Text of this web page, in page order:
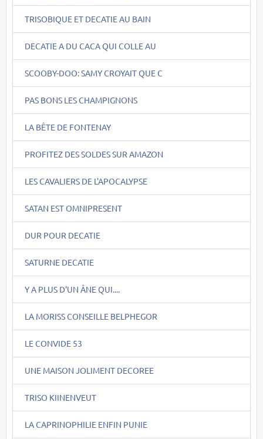
TRISOBIQUE ET DECATIE AU BAIN
DECATIE A DU CACA QUI COLLE AU
SCOOBY-DOO: SAMY CROYAIT QUE C
PAS BONS LES CHAMPIGNONS
LA BÊTE DE FONTENAY
PROFITEZ DES SOLDES SUR AMAZON
LES CAVALIERS DE L'APOCALYPSE
SATAN EST OMNIPRESENT
DUR POUR DECATIE
SATURNE DECATIE
Y A PLUS D'UN ÂNE QUI....
LA MORISS CONSEILLE BELPHEGOR
LE CONVIDE 53
UNE MAISON JOLIMENT DECOREE
TRISO KIINENVEUT
LA CAPRINOPHILIE ENFIN PUNIE